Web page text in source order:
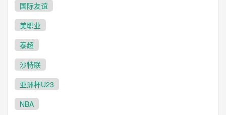
国际友谊
美职业
泰超
沙特联
亚洲杯U23
NBA